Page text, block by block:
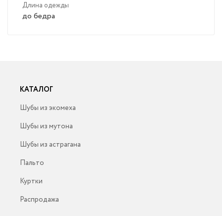
Длина одежды
до бедра
КАТАЛОГ
Шубы из экомеха
Шубы из мутона
Шубы из астрагана
Пальто
Куртки
Распродажа